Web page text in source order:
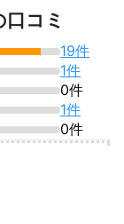
考えています。
にご連絡くださ
て見る
コミ
19件
1件
0件
1件
0件